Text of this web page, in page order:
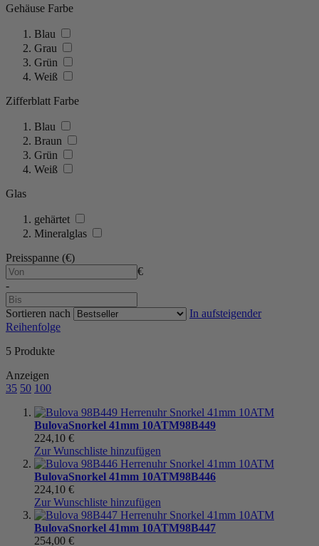
Gehäuse Farbe
Blau
Grau
Grün
Weiß
Zifferblatt Farbe
Blau
Braun
Grün
Weiß
Glas
gehärtet
Mineralglas
Preisspanne (€)
€
-
Sortieren nach
In aufsteigender
Reihenfolge
5 Produkte
Anzeigen
35 50 100
BulovaSnorkel 41mm 10ATM98B449
224,10 €
Zur Wunschliste hinzufügen
BulovaSnorkel 41mm 10ATM98B446
224,10 €
Zur Wunschliste hinzufügen
BulovaSnorkel 41mm 10ATM98B447
254,00 €